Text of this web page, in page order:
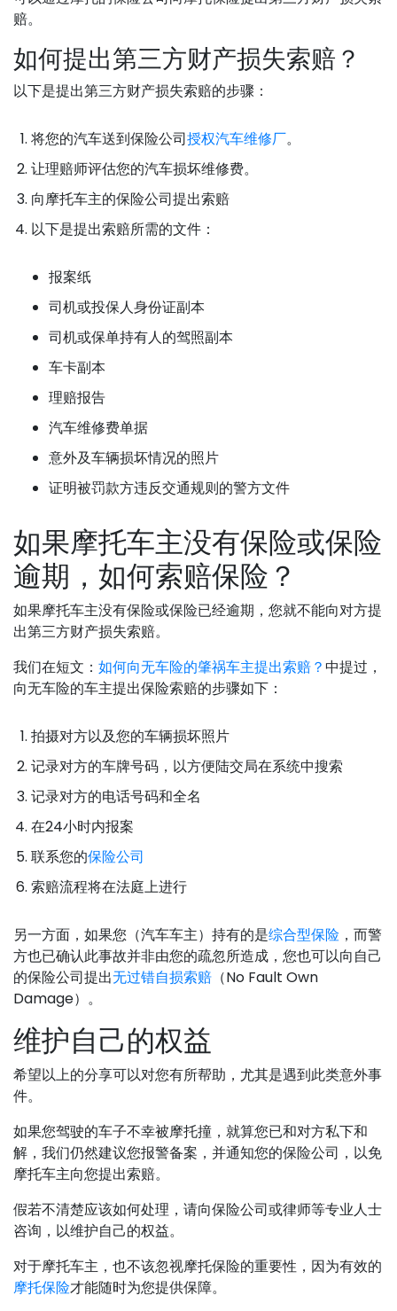
赔。
如何提出第三方财产损失索赔？
以下是提出第三方财产损失索赔的步骤：
将您的汽车送到保险公司授权汽车维修厂。
让理赔师评估您的汽车损坏维修费。
向摩托车主的保险公司提出索赔
以下是提出索赔所需的文件：
报案纸
司机或投保人身份证副本
司机或保单持有人的驾照副本
车卡副本
理赔报告
汽车维修费单据
意外及车辆损坏情况的照片
证明被罚款方违反交通规则的警方文件
如果摩托车主没有保险或保险
逾期，如何索赔保险？
如果摩托车主没有保险或保险已经逾期，您就不能向对方提
出第三方财产损失索赔。
我们在短文： 如何向无车险的肇祸车主提出索赔？中提过，
向无车险的车主提出保险索赔的步骤如下：
拍摄对方以及您的车辆损坏照片
记录对方的车牌号码，以方便陆交局在系统中搜索
记录对方的电话号码和全名
在24小时内报案
联系您的保险公司
索赔流程将在法庭上进行
另一方面，如果您（汽车车主）持有的是综合型保险 ，而警
方也已确认此事故并非由您的疏忽所造成，您也可以向自己
的保险公司提出无过错自损索赔 （No Fault Own
Damage）。
维护自己的权益
希望以上的分享可以对您有所帮助，尤其是遇到此类意外事
件。
如果您驾驶的车子不幸被摩托撞，就算您已和对方私下和
解，我们仍然建议您报警备案，并通知您的保险公司，以免
摩托车主向您提出索赔。
假若不清楚应该如何处理，请向保险公司或律师等专业人士
咨询，以维护自己的权益。
对于摩托车主，也不该忽视摩托保险的重要性，因为有效的
摩托保险才能随时为您提供保障。